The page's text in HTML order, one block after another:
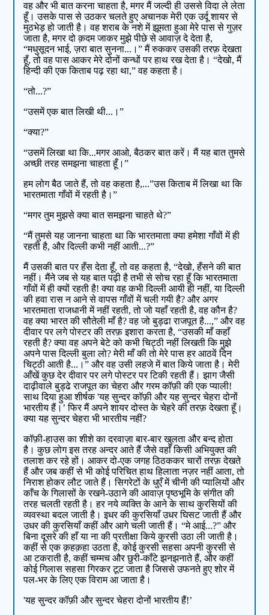
वह और भी बात करना चाहता है, मगर मैं जल्दी ही उससे विदा ले लेता
हूँ। उसके पास से उठकर चलते हुए अचानक मेरी एक उर्दू शायर से
मुठभेड़ हो जाती है। वह शराब के नशे में झूमता हुआ मेरे पास से गुज़र
जाता है, मगर दो क़दम जाकर मुझे पीछे से आवाज़ दे देता है,
“मधुसूदन भाई, ज़रा बात सुनना...।” मैं रुककर उसकी तरफ़ देखता
हूँ, तो वह पास आकर मेरे दोनों कन्धों पर हाथ रख देता है। “देखो, मैं
हिन्दी की एक किताब पढ़ रहा था,” वह कहता है।
“तो...?”
“उसमें एक बात लिखी थी...।”
“क्या?”
“उसमें लिखा था कि...मगर आओ, बैठकर बात करें। मैं यह बात तुमसे
अच्छी तरह समझना चाहता हूँ।”
हम लोग बैठ जाते हैं, तो वह कहता है,...”उस किताब में लिखा था कि
भारतमाता गाँवों में रहती है।”
“मगर तुम मुझसे क्या बात समझना चाहते थे?”
“मैं तुमसे यह जानना चाहता था कि भारतमाता क्या हमेशा गाँवों में ही
रहती है, और दिल्ली कभी नहीं आती...?”
मैं उसकी बात पर हँस देता हूँ, तो वह कहता है, “देखो, हँसने की बात
नहीं। मैंने जब से यह बात पढ़ी है तभी से सोच रहा हूँ कि भारतमाता
गाँवों में ही क्यों रहती है! क्या वह कभी दिल्ली आयी ही नहीं, या दिल्ली
की हवा रास न आने से वापस गाँवों में चली गयी है? और अगर
भारतमाता राजधानी में नहीं रहती, तो जो यहाँ रहती है, वह कौन है?
वह क्या भारत की सौतेली माँ है? वह जो बुड्ढा राजपूत है...,” और वह
दीवार पर लगे पोस्टर की तरफ़ इशारा करता है, “उसकी माँ कहाँ
रहती है? क्या वह अपने बेटे को कभी चिट्ठी नहीं लिखती कि मुझे
अपने पास दिल्ली बुला लो? मेरी माँ की तो मेरे पास हर आठवें दिन
चिट्ठी आती है...।” और वह उसी लहजे में बात किये जाता है। मेरी
आँखें कुछ देर दीवार पर लगे पोस्टर पर टिकी रहती हैं। झाग जैसी
दाढ़ीवाले बुड्ढे राजपूत का चेहरा और गरम कॉफ़ी की एक प्याली!
साथ दिया हुआ शीर्षक 'यह सुन्दर कॉफ़ी और यह सुन्दर चेहरा दोनों
भारतीय हैं।’ फिर मैं अपने शायर दोस्त के चेहरे की तरफ़ देखता हूँ।
क्या यह सुन्दर चेहरा भी भारतीय नहीं?
कॉफ़ी-हाउस का शीशे का दरवाज़ा बार-बार खुलता और बन्द होता
है। कुछ लोग इस तरह अन्दर आते हैं जैसे वहाँ किसी अभियुक्त की
तलाश कर रहे हों। आकर दो-एक जगह ठिठककर चारों तरफ़ देखते
हैं और जब कहीं से भी कोई परिचित हाथ हिलाता नज़र नहीं आता, तो
निराश होकर लौट जाते हैं। सिगरेटों के धुएँ में चीनी की प्यालियों और
काँच के गिलासों के रखने-उठाने की आवाज़ पृष्ठभूमि के संगीत की
तरह चलती रहती है। हर नये व्यक्ति के आने के साथ कुरसियों की
व्यवस्था बदल जाती है। इधर की कुरसियाँ उधर घिसट जाती हैं और
उधर की कुरसियाँ कहीं और आगे चली जाती हैं। “मे आई...?” और
बिना दूसरे की हाँ या ना की प्रतीक्षा किये कुरसी उठा ली जाती है।
कहीं से एक क़हक़हा उठता है, कोई कुरसी सहसा अपनी कुरसी से
आ टकराती है, कहीं चम्मच और छुरी-काँटे झनझनाते हैं, और कहीं
कोई गिलास सहसा गिरकर टूट जाता है जिससे उफनते हुए शोर में
पल-भर के लिए एक विराम आ जाता है।
'यह सुन्दर कॉफ़ी और सुन्दर चेहरा दोनों भारतीय हैं!’